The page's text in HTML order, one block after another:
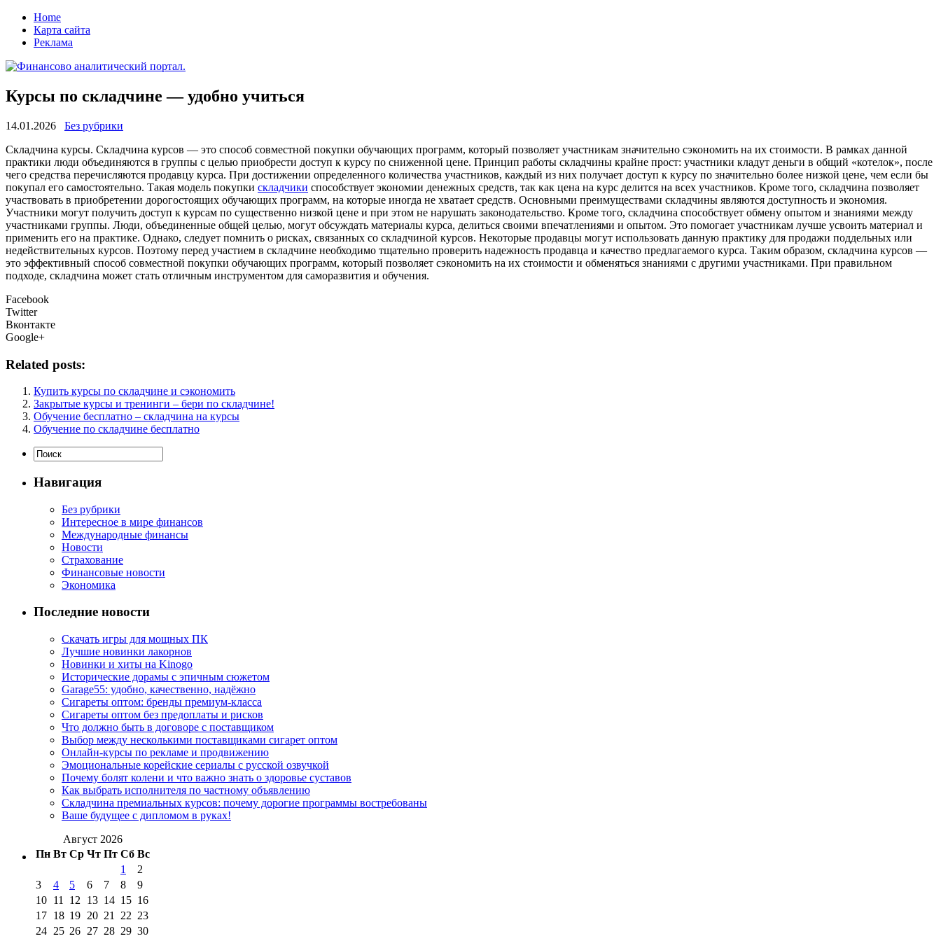
Home
Карта сайта
Реклама
Курсы по складчине — удобно учиться
14.01.2026
Без рубрики
Склaдчинa курсы. Склaдчинa курсов — это способ совместной покупки обучающих программ, который позволяет участникам значительно сэкономить на их стоимости. В рамках данной
практики люди объединяются в группы с целью приобрести доступ к курсу по сниженной цене. Принцип работы складчины крайне прост: участники кладут деньги в общий «котелок», после
чего средства перечисляются продавцу курса. При достижении определенного количества участников, каждый из них получает доступ к курсу по значительно более низкой цене, чем если бы
покупал его самостоятельно. Такая модель покупки складчики способствует экономии денежных средств, так как цена на курс делится на всех участников. Кроме того, складчина позволяет
участвовать в приобретении дорогостоящих обучающих программ, на которые иногда не хватает средств. Основными преимуществами складчины являются доступность и экономия.
Участники могут получить доступ к курсам по существенно низкой цене и при этом не нарушать законодательство. Кроме того, складчина способствует обмену опытом и знаниями между
участниками группы. Люди, объединенные общей целью, могут обсуждать материалы курса, делиться своими впечатлениями и опытом. Это помогает участникам лучше усвоить материал и
применить его на практике. Однако, следует помнить о рисках, связанных со складчиной курсов. Некоторые продавцы могут использовать данную практику для продажи поддельных или
недействительных курсов. Поэтому перед участием в складчине необходимо тщательно проверить надежность продавца и качество предлагаемого курса. Таким образом, складчина курсов —
это эффективный способ совместной покупки обучающих программ, который позволяет сэкономить на их стоимости и обменяться знаниями с другими участниками. При правильном
подходе, складчина может стать отличным инструментом для саморазвития и обучения.
Facebook
Twitter
Вконтакте
Google+
Related posts:
Купить курсы по складчине и сэкономить
Закрытые курсы и тренинги – бери по складчине!
Обучение бесплатно – складчина на курсы
Обучение по складчине бесплатно
Навигация
Без рубрики
Интересное в мире финансов
Международные финансы
Новости
Страхование
Финансовые новости
Экономика
Последние новости
Скачать игры для мощных ПК
Лучшие новинки лакорнов
Новинки и хиты на Kinogo
Исторические дорамы с эпичным сюжетом
Garage55: удобно, качественно, надёжно
Сигареты оптом: бренды премиум-класса
Сигареты оптом без предоплаты и рисков
Что должно быть в договоре с поставщиком
Выбор между несколькими поставщиками сигарет оптом
Онлайн-курсы по рекламе и продвижению
Эмоциональные корейские сериалы с русской озвучкой
Почему болят колени и что важно знать о здоровье суставов
Как выбрать исполнителя по частному объявлению
Складчина премиальных курсов: почему дорогие программы востребованы
Ваше будущее с дипломом в руках!
Август 2026
Пн Вт Ср Чт Пт Сб Вс
1
2
3
4 5 6 7 8
9
10 11 12 13 14 15 16
17 18 19 20 21 22 23
24 25 26 27 28 29 30